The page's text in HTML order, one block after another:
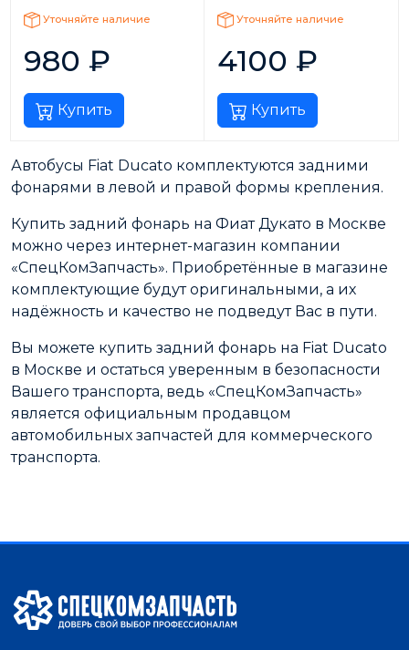
Уточняйте наличие
980 ₽
Купить
Уточняйте наличие
4100 ₽
Купить
Автобусы Fiat Ducato комплектуются задними
фонарями в левой и правой формы крепления.
Купить задний фонарь на Фиат Дукато в Москве
можно через интернет-магазин компании
«СпецКомЗапчасть». Приобретённые в магазине
комплектующие будут оригинальными, а их
надёжность и качество не подведут Вас в пути.
Вы можете купить задний фонарь на Fiat Ducato
в Москве и остаться уверенным в безопасности
Вашего транспорта, ведь «СпецКомЗапчасть»
является официальным продавцом
автомобильных запчастей для коммерческого
транспорта.